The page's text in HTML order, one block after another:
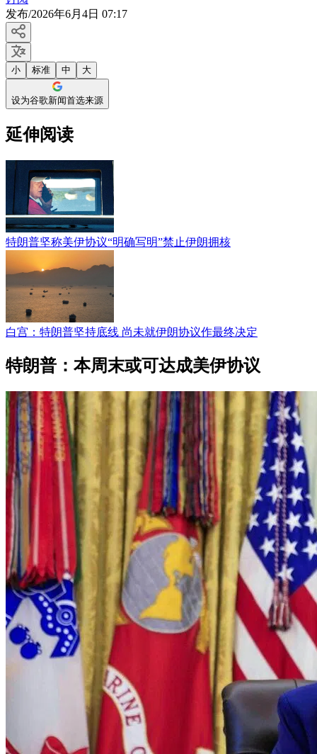
发布/2026年6月4日 07:17
小 标准 中 大
设为谷歌新闻首选来源
延伸阅读
特朗普坚称美伊协议“明确写明”禁止伊朗拥核
白宫：特朗普坚持底线 尚未就伊朗协议作最终决定
特朗普：本周末或可达成美伊协议